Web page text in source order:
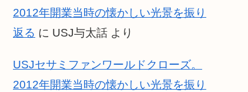
2012年開業当時の懐かしい光景を振り
返る に USJ与太話 より
USJセサミファンワールドクローズ。
2012年開業当時の懐かしい光景を振り